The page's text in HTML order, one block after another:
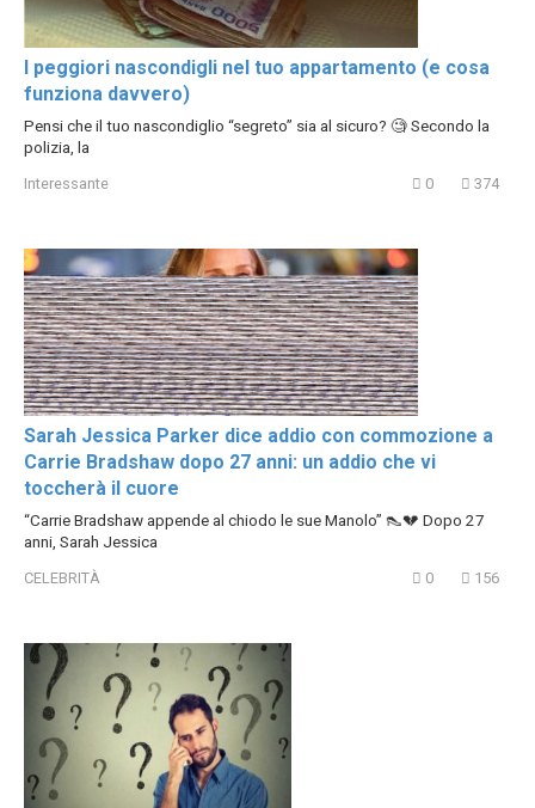
I peggiori nascondigli nel tuo appartamento (e cosa
funziona davvero)
Pensi che il tuo nascondiglio “segreto” sia al sicuro? 🧐 Secondo la
polizia, la
Interessante 0 374
Sarah Jessica Parker dice addio con commozione a
Carrie Bradshaw dopo 27 anni: un addio che vi
toccherà il cuore
“Carrie Bradshaw appende al chiodo le sue Manolo” 👠💔 Dopo 27
anni, Sarah Jessica
CELEBRITÀ 0 156